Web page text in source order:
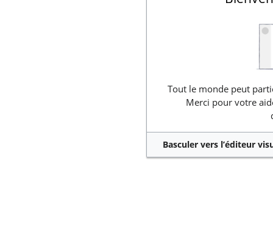
Tout le monde peut
Merci pour votre
Basculer vers l’éditeur